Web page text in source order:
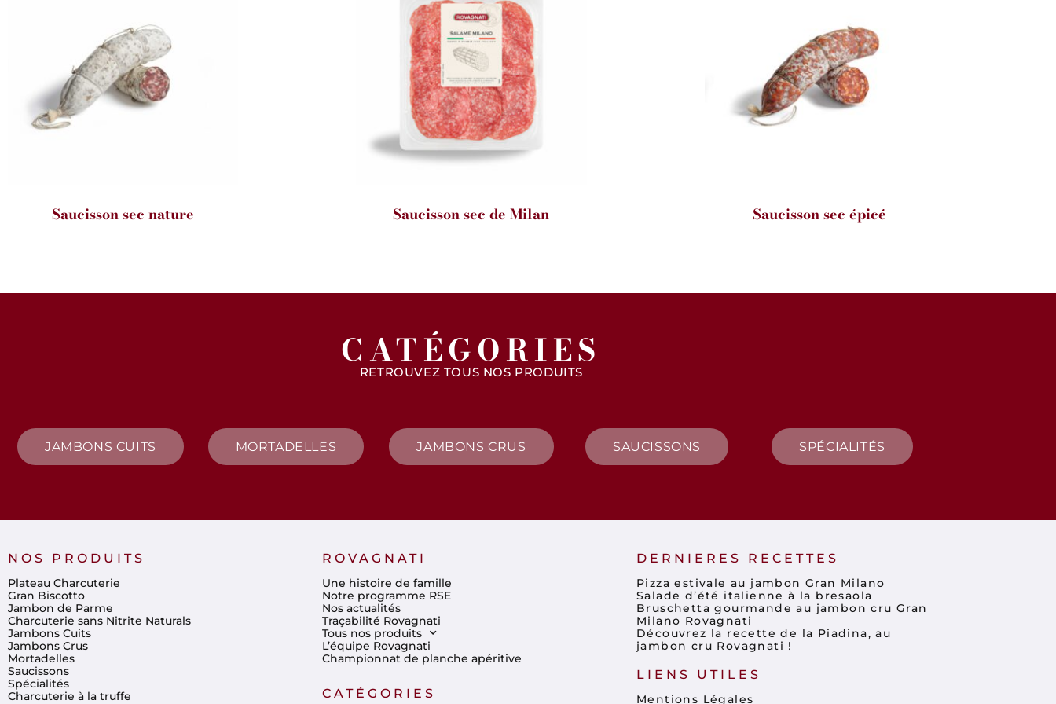
Sel :4,5 g
Saucisson sec nature Saucisson sec de Milan Saucisson sec épicé
CATÉGORIES
RETROUVEZ TOUS NOS PRODUITS
JAMBONS CUITS MORTADELLES JAMBONS CRUS SAUCISSONS SPÉCIALITÉS
NOS PRODUITS
Plateau Charcuterie
Gran Biscotto
Jambon de Parme
Charcuterie sans Nitrite Naturals
Jambons Cuits
Jambons Crus
Mortadelles
Saucissons
Spécialités
Charcuterie à la truffe
ROVAGNATI
Une histoire de famille
Notre programme RSE
Nos actualités
Traçabilité Rovagnati
Tous nos produits
L’équipe Rovagnati
Championnat de planche apéritive
CATÉGORIES
DERNIERES RECETTES
Pizza estivale au jambon Gran Milano
Salade d’été italienne à la bresaola
Bruschetta gourmande au jambon cru Gran
Milano Rovagnati
Découvrez la recette de la Piadina, au
jambon cru Rovagnati !
LIENS UTILES
Mentions Légales